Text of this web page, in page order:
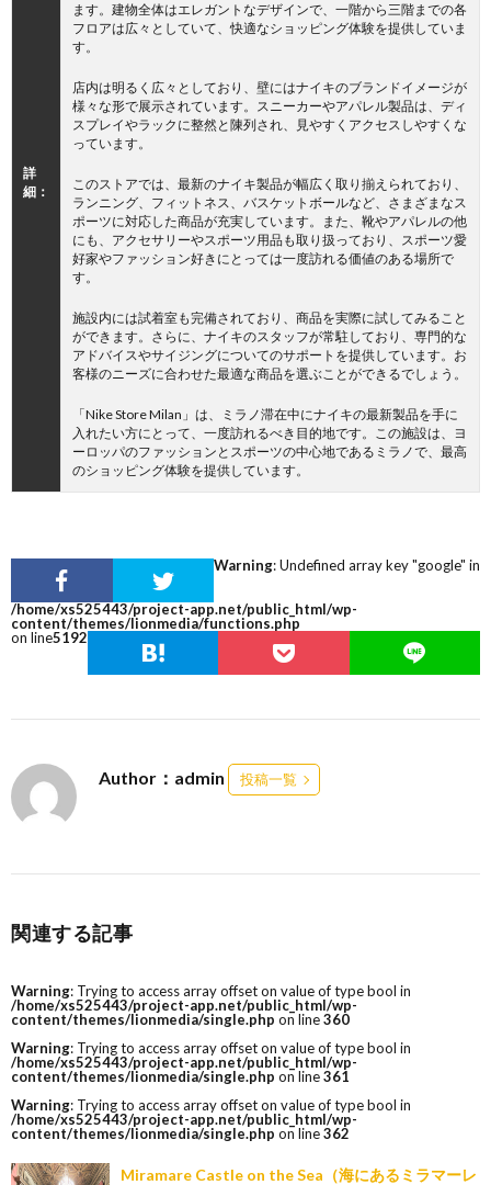
詳
細：
ます。建物全体はエレガントなデザインで、一階から三階までの各
フロアは広々としていて、快適なショッピング体験を提供していま
す。
店内は明るく広々としており、壁にはナイキのブランドイメージが
様々な形で展示されています。スニーカーやアパレル製品は、ディ
スプレイやラックに整然と陳列され、見やすくアクセスしやすくな
っています。
このストアでは、最新のナイキ製品が幅広く取り揃えられており、
ランニング、フィットネス、バスケットボールなど、さまざまなス
ポーツに対応した商品が充実しています。また、靴やアパレルの他
にも、アクセサリーやスポーツ用品も取り扱っており、スポーツ愛
好家やファッション好きにとっては一度訪れる価値のある場所で
す。
施設内には試着室も完備されており、商品を実際に試してみること
ができます。さらに、ナイキのスタッフが常駐しており、専門的な
アドバイスやサイジングについてのサポートを提供しています。お
客様のニーズに合わせた最適な商品を選ぶことができるでしょう。
「Nike Store Milan」は、ミラノ滞在中にナイキの最新製品を手に
入れたい方にとって、一度訪れるべき目的地です。この施設は、ヨ
ーロッパのファッションとスポーツの中心地であるミラノで、最高
のショッピング体験を提供しています。
Warning: Undefined array key "google" in
/home/xs525443/project-app.net/public_html/wp-
content/themes/lionmedia/functions.php
on line5192
Author：admin 投稿一覧
関連する記事
Warning: Trying to access array offset on value of type bool in
/home/xs525443/project-app.net/public_html/wp-
content/themes/lionmedia/single.php on line360
Warning: Trying to access array offset on value of type bool in
/home/xs525443/project-app.net/public_html/wp-
content/themes/lionmedia/single.php on line361
Warning: Trying to access array offset on value of type bool in
/home/xs525443/project-app.net/public_html/wp-
content/themes/lionmedia/single.php on line362
Miramare Castle on the Sea（海にあるミラマーレ